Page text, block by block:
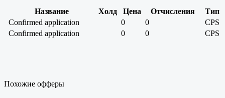
Название Холд Цена Отчисления
Тип
Confirmed application
0 0
CPS
Confirmed application
0 0 CPS
Похожие офферы